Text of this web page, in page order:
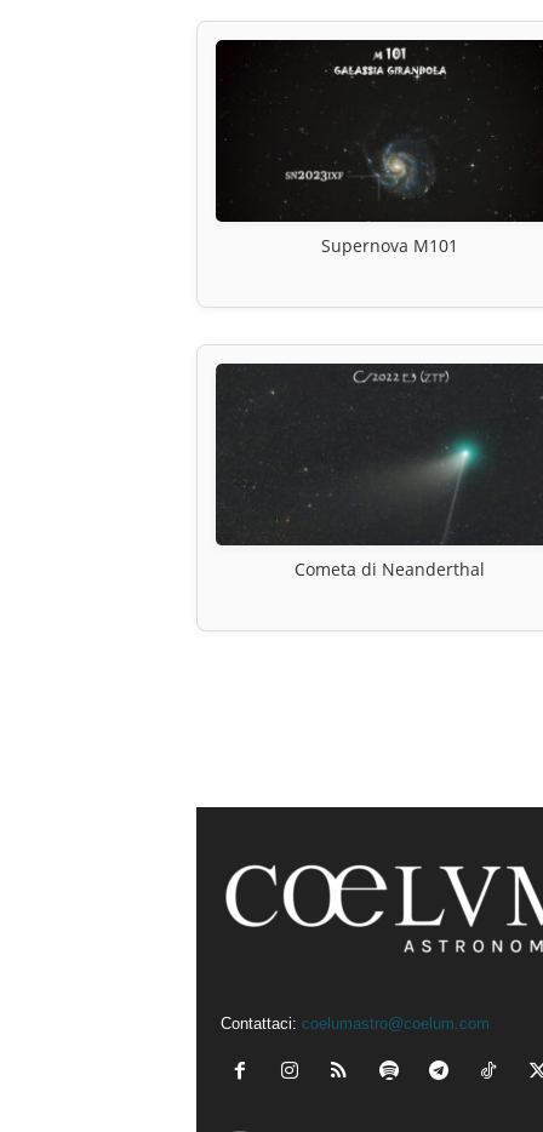
Supernova M101
Cometa di Neanderthal
Contattaci: coelumastro@coelum.com